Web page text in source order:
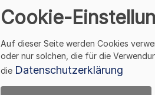
Cookie-
Auf dieser Seite werden Cookies
oder nur solchen, die für die
die Datenschutzerklärung